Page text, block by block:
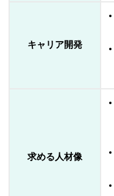
キャリア開発
求める人材像